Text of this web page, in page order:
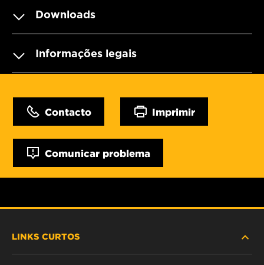
Downloads
Informações legais
Contacto Imprimir
Comunicar problema
LINKS CURTOS